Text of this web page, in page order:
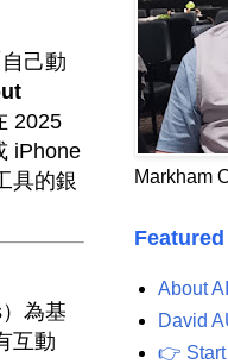
己動
2025
iPhone
具的銀
為基
互動
Markham
About
David
👉